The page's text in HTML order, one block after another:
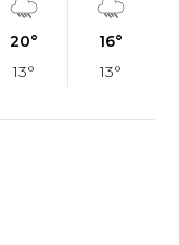
20°
13°
16°
13°